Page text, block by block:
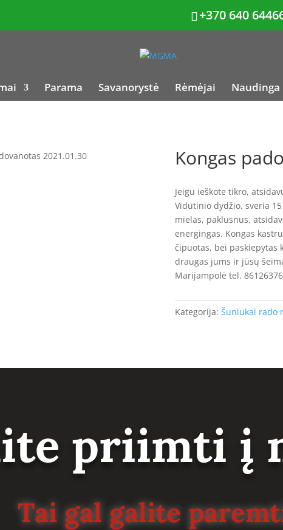
+370 640
Parama Savanorystė Rėmėjai Naudinga
2021.01.30 Kongas
Jeigu ieškote tikro,
Vidutinio dydžio, sveria
mielas, paklusnus,
energingas. Kongas
čipuotas, bei paskiepytas
draugas jums ir jūsų
Marijampolė tel.
Kategorija: Šuniukai rado
priimti į
Tai gal galite